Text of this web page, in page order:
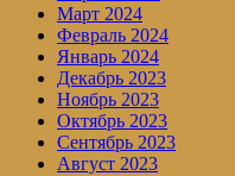
Март 2024
Февраль 2024
Январь 2024
Декабрь 2023
Ноябрь 2023
Октябрь 2023
Сентябрь 2023
Август 2023